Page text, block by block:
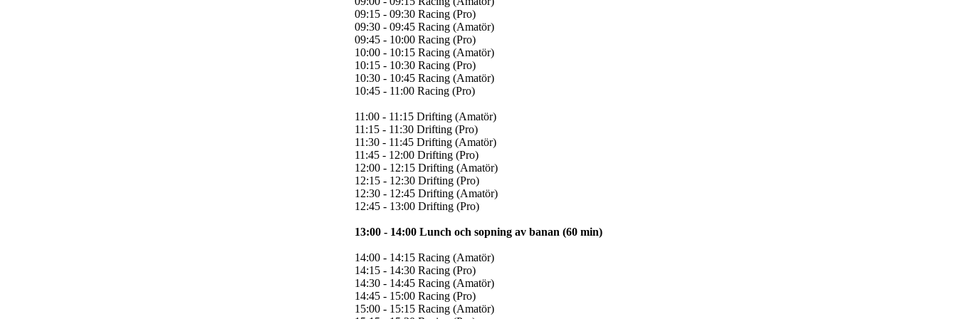
09:15 - 09:30 Racing (Pro)
09:30 - 09:45 Racing (Amatör)
09:45 - 10:00 Racing (Pro)
10:00 - 10:15 Racing (Amatör)
10:15 - 10:30 Racing (Pro)
10:30 - 10:45 Racing (Amatör)
10:45 - 11:00 Racing (Pro)
11:00 - 11:15 Drifting (Amatör)
11:15 - 11:30 Drifting (Pro)
11:30 - 11:45 Drifting (Amatör)
11:45 - 12:00 Drifting (Pro)
12:00 - 12:15 Drifting (Amatör)
12:15 - 12:30 Drifting (Pro)
12:30 - 12:45 Drifting (Amatör)
12:45 - 13:00 Drifting (Pro)
13:00 - 14:00 Lunch och sopning av banan (60 min)
14:00 - 14:15 Racing (Amatör)
14:15 - 14:30 Racing (Pro)
14:30 - 14:45 Racing (Amatör)
14:45 - 15:00 Racing (Pro)
15:00 - 15:15 Racing (Amatör)